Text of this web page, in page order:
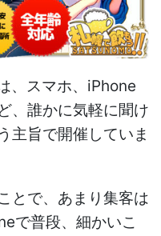
、スマホ、iPhone
、誰かに気軽に聞け
主旨で開催していま
とで、あまり集客は
で普段、細かいこ